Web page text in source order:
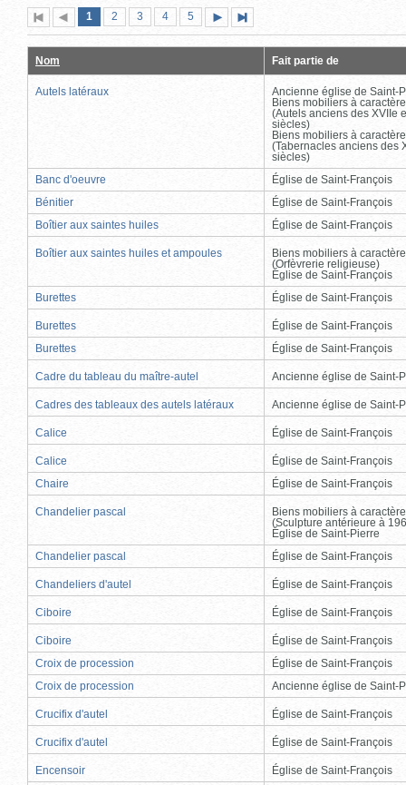
Première
page
Page
précédente
Page
1 (page
actuelle)
Page
2 Page
3 Page
4 Page
5
suivante
page
Nom Fait partie de
Autels latéraux
Ancienne église de Saint-
Biens mobiliers à
(Autels anciens des XVIIe
siècles)
Biens mobiliers à
(Tabernacles anciens des
siècles)
Banc d'oeuvre
Église de Saint-François
Bénitier
Église de Saint-François
Boîtier aux saintes huiles
Église de Saint-François
Boîtier aux saintes huiles et ampoules
Biens mobiliers à
(Orfèvrerie religieuse)
Église de Saint-François
Burettes
Église de Saint-François
Burettes
Église de Saint-François
Burettes
Église de Saint-François
Cadre du tableau du maître-autel Ancienne église de Saint-
Cadres des tableaux des autels latéraux Ancienne église de Saint-
Calice Église de Saint-François
Calice
Église de Saint-François
Chaire
Église de Saint-François
Chandelier pascal
Biens mobiliers à
(Sculpture antérieure à
Église de Saint-Pierre
Chandelier pascal
Église de Saint-François
Chandeliers d'autel Église de Saint-François
Ciboire Église de Saint-François
Ciboire
Église de Saint-François
Croix de procession
Église de Saint-François
Croix de procession
Ancienne église de Saint-
Crucifix d'autel Église de Saint-François
Crucifix d'autel Église de Saint-François
Encensoir
Église de Saint-François